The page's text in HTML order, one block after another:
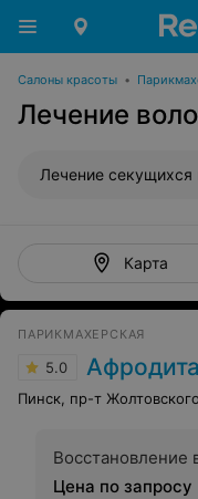
Салоны красоты •
Лечение
Карта
ПАРИКМАХЕРСКАЯ
5.0
Пинск, пр-т
Восстановление
Цена по запросу